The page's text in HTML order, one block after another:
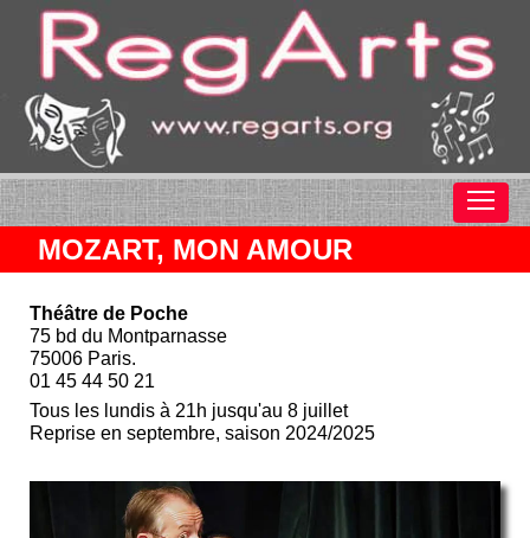
MOZART, MON AMOUR
Théâtre de Poche
75 bd du Montparnasse
75006 Paris.
01 45 44 50 21
Tous les lundis à 21h jusqu'au 8 juillet
Reprise en septembre, saison 2024/2025